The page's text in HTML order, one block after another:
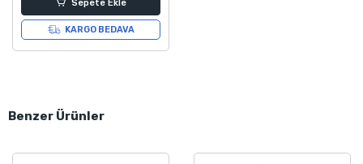
Sepete Ekle
KARGO BEDAVA
Benzer Ürünler